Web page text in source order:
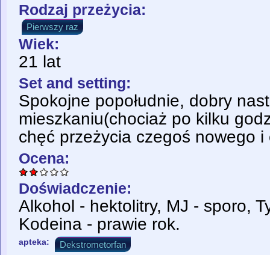
Rodzaj przeżycia:
Pierwszy raz
Wiek:
21 lat
Set and setting:
Spokojne popołudnie, dobry
mieszkaniu(chociaż po kilku
chęć przeżycia czegoś nowego i
Ocena:
Doświadczenie:
Alkohol - hektolitry, MJ - sporo,
Kodeina - prawie rok.
apteka: Dekstrometorfan